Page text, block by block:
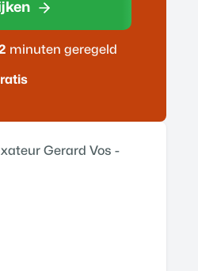
minuten geregeld